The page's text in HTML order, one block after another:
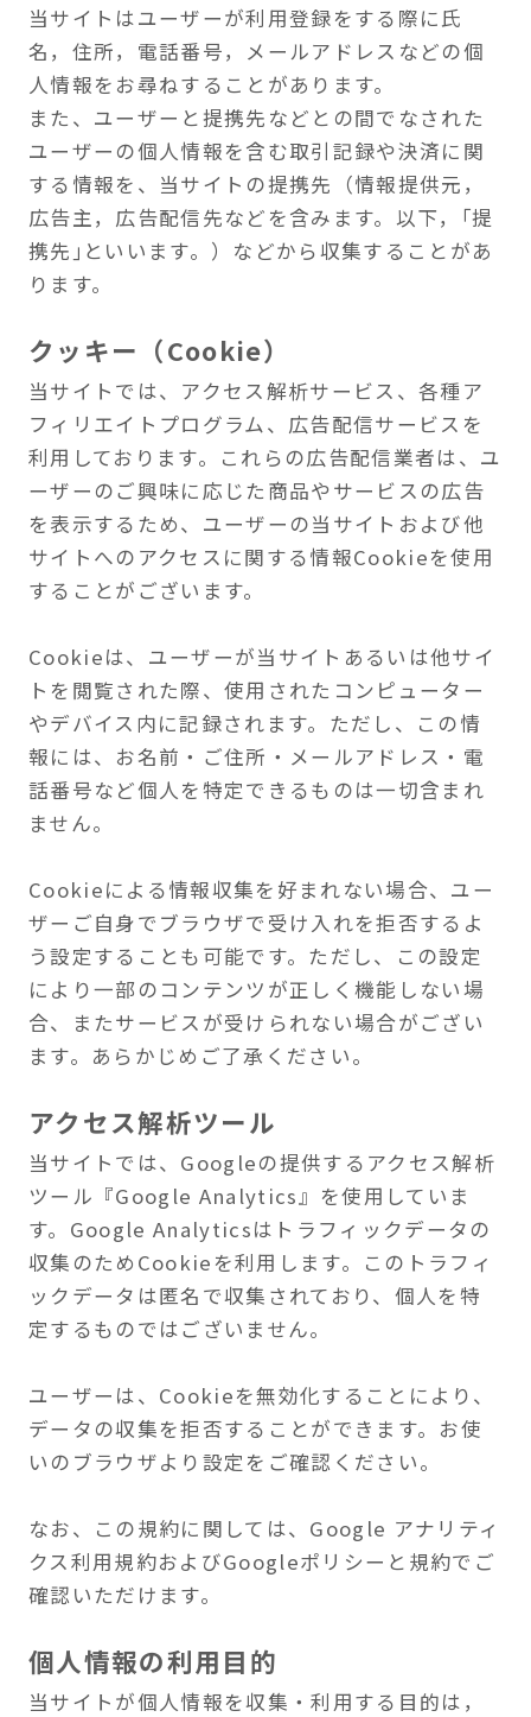
広告主，広告配信先などを含みます。以下，｢提
携先｣といいます。）などから収集することがあ
ります。
クッキー（Cookie）
当サイトでは、アクセス解析サービス、各種ア
フィリエイトプログラム、広告配信サービスを
利用しております。これらの広告配信業者は、ユ
ーザーのご興味に応じた商品やサービスの広告
を表示するため、ユーザーの当サイトおよび他
することがございます。
Cookieは、ユーザーが当サイトあるいは他サイ
トを閲覧された際、使用されたコンピューター
やデバイス内に記録されます。ただし、この情
報には、お名前・ご住所・メールアドレス・電
話番号など個人を特定できるものは一切含まれ
ません。
Cookieによる情報収集を好まれない場合、ユー
う設定することも可能です。ただし、この設定
合、またサービスが受けられない場合がござい
ます。あらかじめご了承ください。
アクセス解析ツール
当サイトでは、Googleの提供するアクセス解析
す。Google Analyticsはトラフィックデータの
収集のためCookieを利用します。このトラフィ
ックデータは匿名で収集されており、個人を特
定するものではございません。
ユーザーは、Cookieを無効化することにより、
データの収集を拒否することができます。お使
いのブラウザより設定をご確認ください。
なお、この規約に関しては、 Google アナリティ
クス利用規約およびGoogleポリシーと規約でご
確認いただけます。
個人情報の利用目的
当サイトが個人情報を収集・利用する目的は，
以下のとおりです。
当サイトのお問い合わせ，資料請求, メールマガ
メールアドレス等の個人情報を入力いただく場
合がございます。
これらの個人情報は，質問に対する回答や必要
な情報を電子メールなどでご連絡する場合に利
供いただく際の目的以外では利用いたしませ
ん。
その他に，当サイトを不正・不当な目的で利用
しようとするユーザーがいた場合，ユーザーの
す。